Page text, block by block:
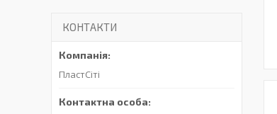
КОНТАКТИ
ПластСіті